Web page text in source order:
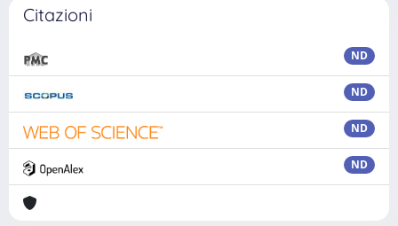
Citazioni
ND
ND
ND
ND